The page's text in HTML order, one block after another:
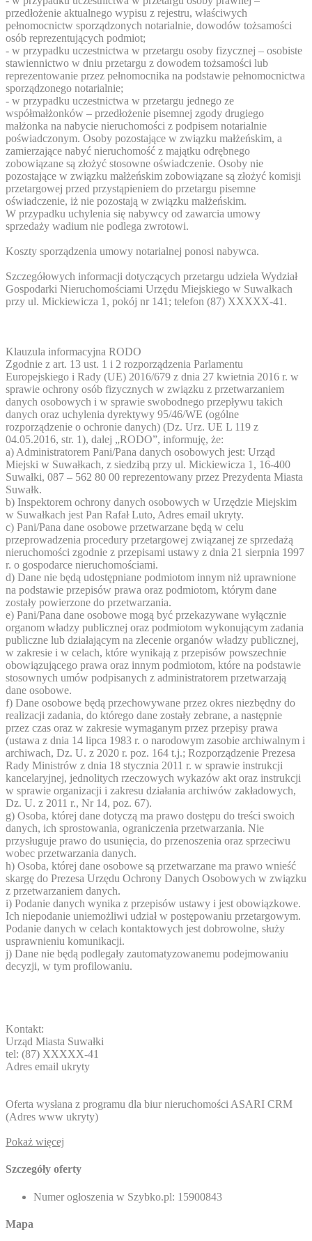
przedłożenie aktualnego wypisu z rejestru, właściwych
pełnomocnictw sporządzonych notarialnie, dowodów tożsamości
osób reprezentujących podmiot;
- w przypadku uczestnictwa w przetargu osoby fizycznej – osobiste
stawiennictwo w dniu przetargu z dowodem tożsamości lub
reprezentowanie przez pełnomocnika na podstawie pełnomocnictwa
sporządzonego notarialnie;
- w przypadku uczestnictwa w przetargu jednego ze
współmałżonków – przedłożenie pisemnej zgody drugiego
małżonka na nabycie nieruchomości z podpisem notarialnie
poświadczonym. Osoby pozostające w związku małżeńskim, a
zamierzające nabyć nieruchomość z majątku odrębnego
zobowiązane są złożyć stosowne oświadczenie. Osoby nie
pozostające w związku małżeńskim zobowiązane są złożyć komisji
przetargowej przed przystąpieniem do przetargu pisemne
oświadczenie, iż nie pozostają w związku małżeńskim.
W przypadku uchylenia się nabywcy od zawarcia umowy
sprzedaży wadium nie podlega zwrotowi.
Koszty sporządzenia umowy notarialnej ponosi nabywca.
Szczegółowych informacji dotyczących przetargu udziela Wydział
Gospodarki Nieruchomościami Urzędu Miejskiego w Suwałkach
przy ul. Mickiewicza 1, pokój nr 141; telefon (87) XXXXX-41 .
Klauzula informacyjna RODO
Zgodnie z art. 13 ust. 1 i 2 rozporządzenia Parlamentu
Europejskiego i Rady (UE) 2016/679 z dnia 27 kwietnia 2016 r. w
sprawie ochrony osób fizycznych w związku z przetwarzaniem
danych osobowych i w sprawie swobodnego przepływu takich
danych oraz uchylenia dyrektywy 95/46/WE (ogólne
rozporządzenie o ochronie danych) (Dz. Urz. UE L 119 z
04.05.2016, str. 1), dalej „RODO”, informuję, że:
a) Administratorem Pani/Pana danych osobowych jest: Urząd
Miejski w Suwałkach, z siedzibą przy ul. Mickiewicza 1, 16-400
Suwałki, 087 – 562 80 00 reprezentowany przez Prezydenta Miasta
Suwałk.
b) Inspektorem ochrony danych osobowych w Urzędzie Miejskim
w Suwałkach jest Pan Rafał Luto, Adres email ukryty.
c) Pani/Pana dane osobowe przetwarzane będą w celu
przeprowadzenia procedury przetargowej związanej ze sprzedażą
nieruchomości zgodnie z przepisami ustawy z dnia 21 sierpnia 1997
r. o gospodarce nieruchomościami.
d) Dane nie będą udostępniane podmiotom innym niż uprawnione
na podstawie przepisów prawa oraz podmiotom, którym dane
zostały powierzone do przetwarzania.
e) Pani/Pana dane osobowe mogą być przekazywane wyłącznie
organom władzy publicznej oraz podmiotom wykonującym zadania
publiczne lub działającym na zlecenie organów władzy publicznej,
w zakresie i w celach, które wynikają z przepisów powszechnie
obowiązującego prawa oraz innym podmiotom, które na podstawie
stosownych umów podpisanych z administratorem przetwarzają
dane osobowe.
f) Dane osobowe będą przechowywane przez okres niezbędny do
realizacji zadania, do którego dane zostały zebrane, a następnie
przez czas oraz w zakresie wymaganym przez przepisy prawa
(ustawa z dnia 14 lipca 1983 r. o narodowym zasobie archiwalnym i
archiwach, Dz. U. z 2020 r. poz. 164 t.j.; Rozporządzenie Prezesa
Rady Ministrów z dnia 18 stycznia 2011 r. w sprawie instrukcji
kancelaryjnej, jednolitych rzeczowych wykazów akt oraz instrukcji
w sprawie organizacji i zakresu działania archiwów zakładowych,
Dz. U. z 2011 r., Nr 14, poz. 67).
g) Osoba, której dane dotyczą ma prawo dostępu do treści swoich
danych, ich sprostowania, ograniczenia przetwarzania. Nie
przysługuje prawo do usunięcia, do przenoszenia oraz sprzeciwu
wobec przetwarzania danych.
h) Osoba, której dane osobowe są przetwarzane ma prawo wnieść
skargę do Prezesa Urzędu Ochrony Danych Osobowych w związku
z przetwarzaniem danych.
i) Podanie danych wynika z przepisów ustawy i jest obowiązkowe.
Ich niepodanie uniemożliwi udział w postępowaniu przetargowym.
Podanie danych w celach kontaktowych jest dobrowolne, służy
usprawnieniu komunikacji.
j) Dane nie będą podlegały zautomatyzowanemu podejmowaniu
decyzji, w tym profilowaniu.
Kontakt:
Urząd Miasta Suwałki
tel: (87) XXXXX-41
Adres email ukryty
Oferta wysłana z programu dla biur nieruchomości ASARI CRM
(Adres www ukryty)
Pokaż więcej
Szczegóły oferty
Numer ogłoszenia w Szybko.pl: 15900843
Mapa